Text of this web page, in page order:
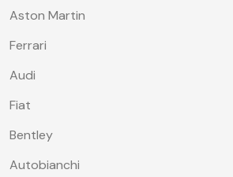
Aston Martin
Ferrari
Audi
Fiat
Bentley
Autobianchi